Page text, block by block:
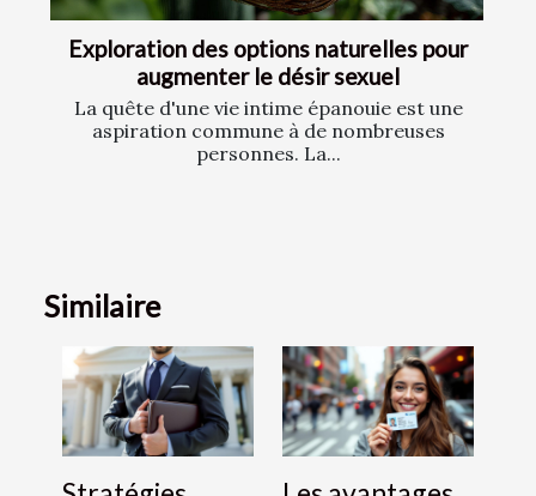
Exploration des options naturelles pour
augmenter le désir sexuel
La quête d'une vie intime épanouie est une
aspiration commune à de nombreuses
personnes. La...
Similaire